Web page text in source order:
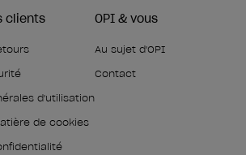
clients
d'utilisation
de cookies
OPI & vous
Au sujet d'OPI
Contact